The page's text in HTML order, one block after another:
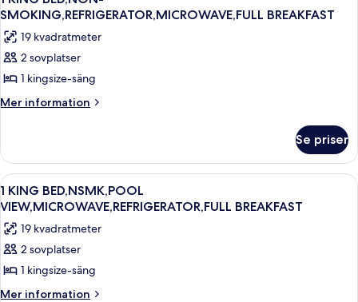
BREAKFAST
alla
foton
för
1
KING
BED,NON-
SMOKING,REFRIGERATOR,MICROWAVE,FULL BREAKFAST
19 kvadratmeter
2 sovplatser
1 kingsize-säng
Mer information
Mer
KING
BED,NON-
SMOKING,REFRIGERATOR,MICROWAVE,FULL
BREAKFAST
Se priser
Öppna
alla
foton
för
1
KING
BED,NSMK,POOL
6
1 KING BED,NSMK,POOL
VIEW,MICROWAVE,REFRIGERATOR,FULL BREAKFAST
19 kvadratmeter
2 sovplatser
1 kingsize-säng
Mer information
Mer